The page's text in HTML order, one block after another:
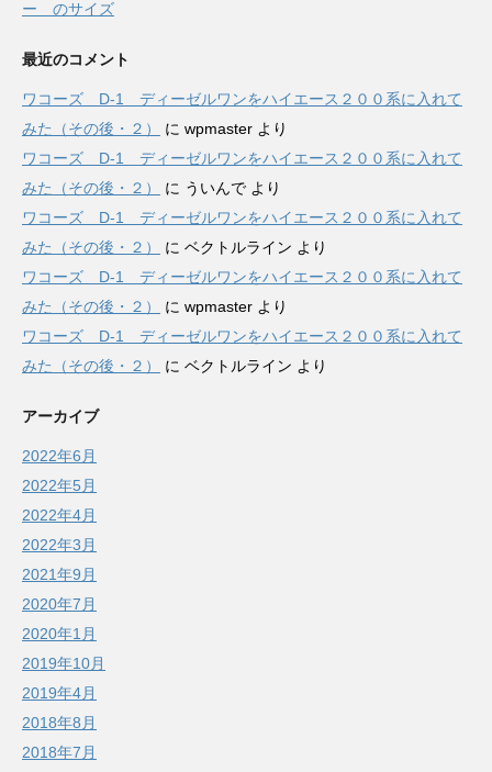
ー のサイズ
最近のコメント
ワコーズ D-1 ディーゼルワンをハイエース２００系に入れて
みた（その後・２）
に wpmaster より
ワコーズ D-1 ディーゼルワンをハイエース２００系に入れて
みた（その後・２）
に ういんで より
ワコーズ D-1 ディーゼルワンをハイエース２００系に入れて
みた（その後・２）
に ベクトルライン より
ワコーズ D-1 ディーゼルワンをハイエース２００系に入れて
みた（その後・２）
に wpmaster より
ワコーズ D-1 ディーゼルワンをハイエース２００系に入れて
みた（その後・２）
に ベクトルライン より
アーカイブ
2022年6月
2022年5月
2022年4月
2022年3月
2021年9月
2020年7月
2020年1月
2019年10月
2019年4月
2018年8月
2018年7月